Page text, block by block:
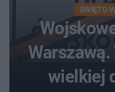
ŚWIĘTO
wielkiej